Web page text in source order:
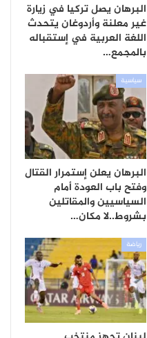
البرهان يصل تركيا في زيارة
غير معلنة وأردوغان يتحدث
اللغة العربية في إستقباله
بالمجمع…
سياسية
البرهان يعلن إستمرار القتال
وفتح باب العودة أمام
السياسيين والمقاتلين
بشروط..لا مكان…
رياضة